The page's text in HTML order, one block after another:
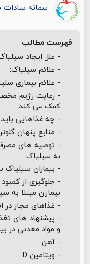
سمانه سادات
فهرست مطالب
- علل ایجاد
- علائم سیلیاک:
- علائم بیماری
- رعایت رژیم
کمک می کند
- چه غذاهایی
- منابع پنهان
- توصیه های مصرف
به سیلیاک:
- بیماران سیلیاک
- جلوگیری از
بیماران مبتلا به
- غذاهای مجاز در
- پیشنهاد های
و مواد معدنی در
- آهن:
- ویتامین D: